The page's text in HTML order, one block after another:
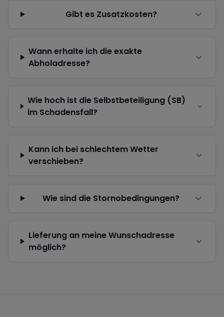
Gibt es Zusatzkosten?
Wann erhalte ich die exakte
Abholadresse?
Wie hoch ist die Selbstbeteiligung (SB)
im Schadensfall?
Kann ich bei schlechtem Wetter
verschieben?
Wie sind die Stornobedingungen?
Lieferung an meine Wunschadresse
möglich?